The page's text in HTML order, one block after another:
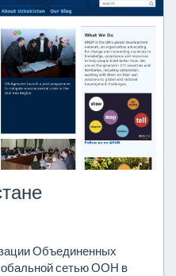
Объединенных
сетью ООН в